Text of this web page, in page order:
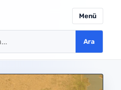
Ara
Menü